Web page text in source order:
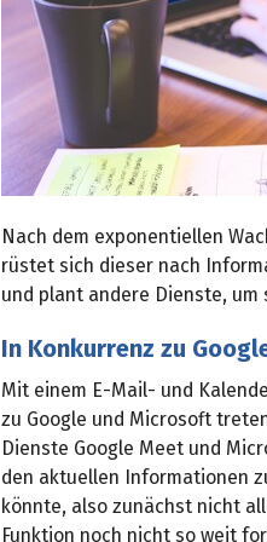
Nach dem exponentiellen
rüstet sich dieser nach
und plant andere Dienste,
In Konkurrenz zu
Mit einem E-Mail- und
zu Google und Microsoft
Dienste Google Meet und
den aktuellen Informationen
könnte, also zunächst nicht
Funktion noch nicht so weit